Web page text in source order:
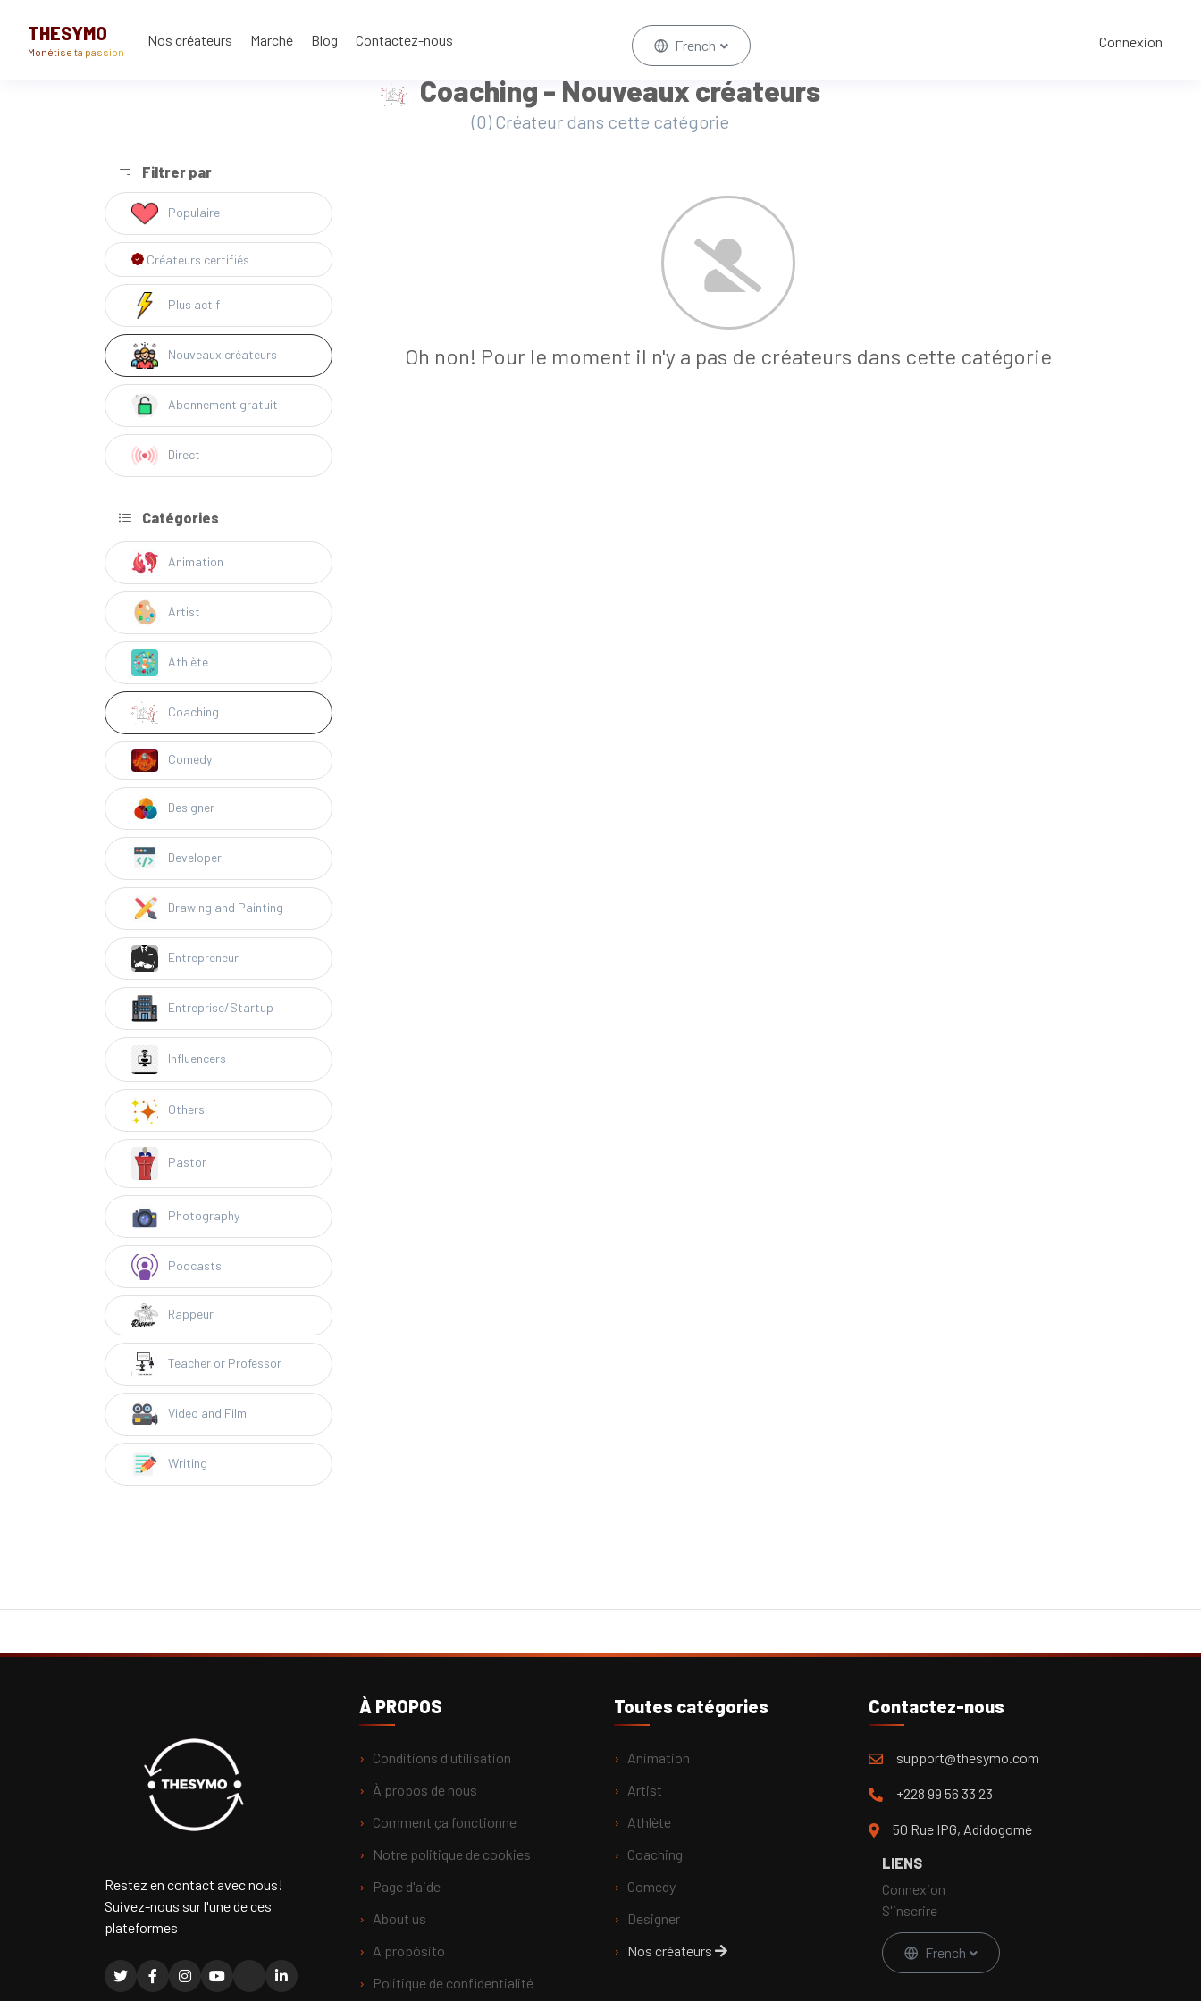
THESYMO
Monétise ta passion
Nos créateurs Marché Blog Contactez-nous French Connexion
Coaching - Nouveaux créateurs
(0) Créateur dans cette catégorie
Filtrer par
Populaire
Créateurs certifiés
Plus actif
Nouveaux créateurs
Abonnement gratuit
Direct
Catégories
Animation
Artist
Athlète
Coaching
Comedy
Designer
Developer
Drawing and Painting
Entrepreneur
Entreprise/Startup
Influencers
Others
Pastor
Photography
Podcasts
Rappeur
Teacher or Professor
Video and Film
Writing
Oh non! Pour le moment il n'y a pas de créateurs dans cette catégorie
Restez en contact avec nous!
Suivez-nous sur l'une de ces
plateformes
À PROPOS
Conditions d'utilisation
À propos de nous
Comment ça fonctionne
Notre politique de cookies
Page d'aide
About us
A propósito
Politique de confidentialité
Toutes catégories
Animation
Artist
Athlète
Coaching
Comedy
Designer
Nos créateurs
Contactez-nous
support@thesymo.com
+228 99 56 33 23
50 Rue IPG, Adidogomé
LIENS
Connexion
S'inscrire
French